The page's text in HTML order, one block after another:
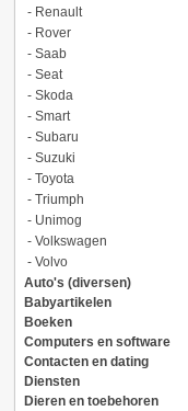
- Renault
- Rover
- Saab
- Seat
- Skoda
- Smart
- Subaru
- Suzuki
- Toyota
- Triumph
- Unimog
- Volkswagen
- Volvo
Auto's (diversen)
Babyartikelen
Boeken
Computers en software
Contacten en dating
Diensten
Dieren en toebehoren